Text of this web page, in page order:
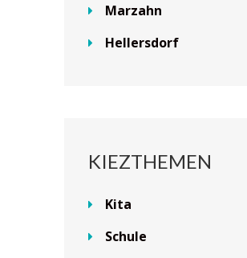
Marzahn
Hellersdorf
KIEZTHEMEN
Kita
Schule